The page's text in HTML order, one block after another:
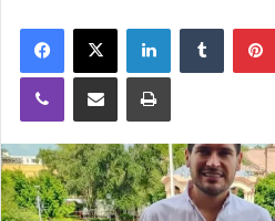
Facebook
X LinkedInTumblr
Viber Compartir vía email Imprimir